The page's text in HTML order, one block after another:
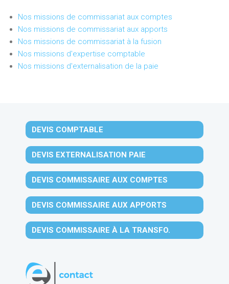
Nos missions de commissariat aux comptes
Nos missions de commissariat aux apports
Nos missions de commissariat à la fusion
Nos missions d'expertise comptable
Nos missions d'externalisation de la paie
DEVIS COMPTABLE
DEVIS EXTERNALISATION PAIE
DEVIS COMMISSAIRE AUX COMPTES
DEVIS COMMISSAIRE AUX APPORTS
DEVIS COMMISSAIRE À LA TRANSFO.